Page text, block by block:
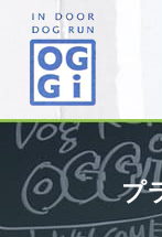
プ